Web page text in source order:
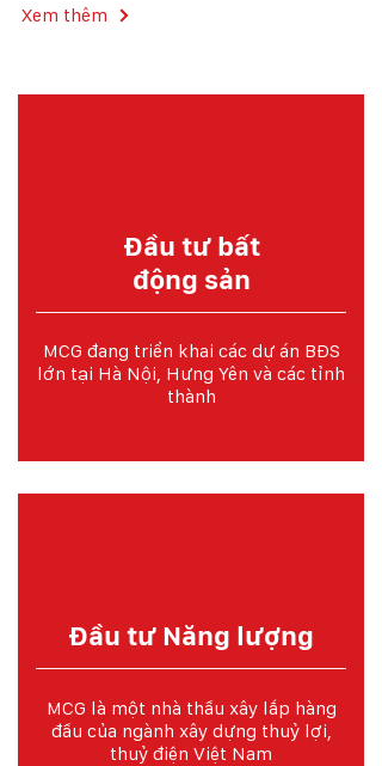
Xem thêm
Đầu tư bất
động sản
MCG đang triển khai các dự án BĐS
lớn tại Hà Nội, Hưng Yên và các tỉnh
thành
Đầu tư Năng lượng
MCG là một nhà thầu xây lắp hàng
đầu của ngành xây dựng thuỷ lợi,
thuỷ điện Việt Nam